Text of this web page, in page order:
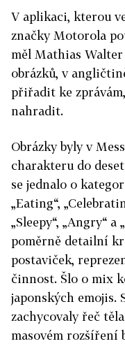
V aplikaci, kterou
značky Motorola
měl Mathias
obrázků, v
přiřadit ke
nahradit.
Obrázky byly v
charakteru do
se jednalo o
„Eating“,
„Sleepy“, „Angry“ a
poměrně detailní
postaviček,
činnost. Šlo o mix
japonských emojis.
zachycovaly řeč
masovém rozšíření